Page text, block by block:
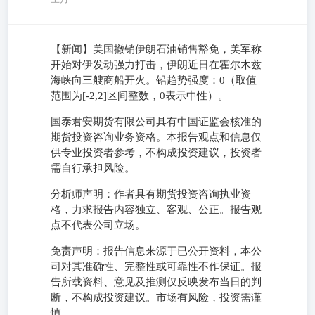
【新闻】美国撤销伊朗石油销售豁免，美军称
开始对伊发动强力打击，伊朗近日在霍尔木兹
海峡向三艘商船开火。铅趋势强度：0（取值
范围为[-2,2]区间整数，0表示中性）。
国泰君安期货有限公司具有中国证监会核准的
期货投资咨询业务资格。本报告观点和信息仅
供专业投资者参考，不构成投资建议，投资者
需自行承担风险。
分析师声明：作者具有期货投资咨询执业资
格，力求报告内容独立、客观、公正。报告观
点不代表公司立场。
免责声明：报告信息来源于已公开资料，本公
司对其准确性、完整性或可靠性不作保证。报
告所载资料、意见及推测仅反映发布当日的判
断，不构成投资建议。市场有风险，投资需谨